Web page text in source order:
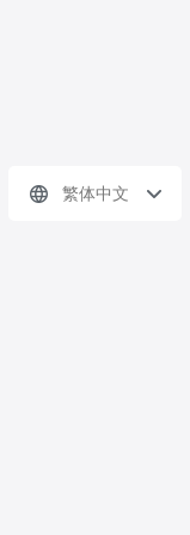
繁体中文